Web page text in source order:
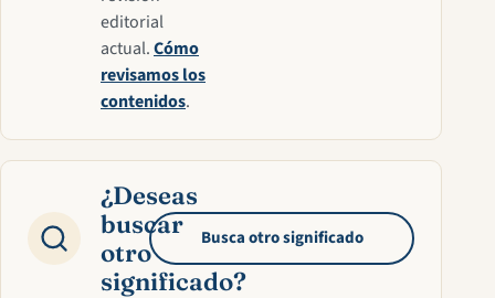
editorial
actual.Cómo
revisamos los
contenidos.
¿Deseas
buscar
otro
significado?
Busca otro significado